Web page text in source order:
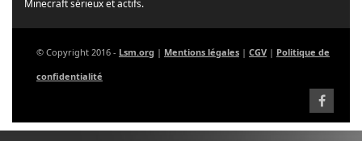
Minecraft sérieux et actifs.
© Copyright 2016 - Lsm.org | Mentions légales | CGV | Politique de
confidentialité